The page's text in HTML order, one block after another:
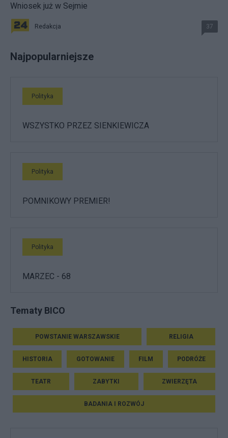
Wniosek już w Sejmie
Redakcja 37
Najpopularniejsze
Polityka
WSZYSTKO PRZEZ SIENKIEWICZA
Polityka
POMNIKOWY PREMIER!
Polityka
MARZEC - 68
Tematy BICO
POWSTANIE WARSZAWSKIE RELIGIA
HISTORIA GOTOWANIE FILM PODRÓŻE
TEATR ZABYTKI ZWIERZĘTA
BADANIA I ROZWÓJ